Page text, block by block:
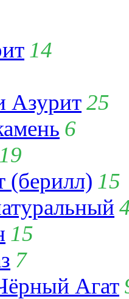
14
Азурит25
6
19
(берилл) 15
15
7
Агат